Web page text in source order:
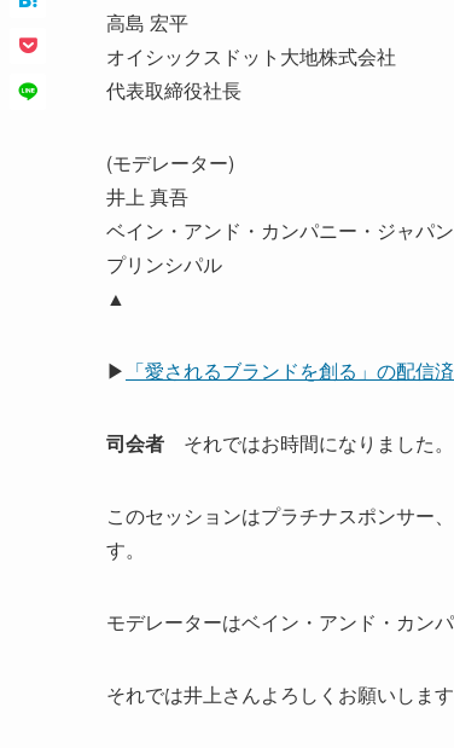
高島 宏平
オイシックスドット大地株式会社
代表取締役社長
(モデレーター)
井上 真吾
ベイン・アンド・カンパニー・ジャパン
プリンシパル
▲
▶ 「愛されるブランドを創る」の配信
司会者 それではお時間になりました
このセッションはプラチナスポンサー
す。
モデレーターはベイン・アンド・カン
それでは井上さんよろしくお願いします